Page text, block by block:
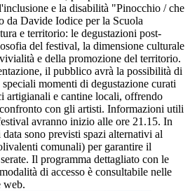
e la disabilità "Pinocchio / che
da Davide Iodice per la Scuola
e territorio: le degustazioni post-
del festival, la dimensione culturale
e della promozione del territorio.
il pubblico avrà la possibilità di
momenti di degustazione curati
artigianali e cantine locali, offrendo
con gli artisti. Informazioni utili
avranno inizio alle ore 21.15. In
sono previsti spazi alternativi al
comunali) per garantire il
Il programma dettagliato con le
di accesso è consultabile nelle
web.